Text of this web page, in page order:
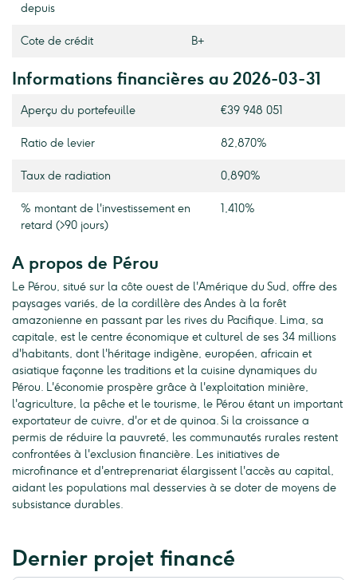
depuis
Cote de crédit B+
Informations financières au 2026-03-31
Aperçu du portefeuille €39 948 051
Ratio de levier 82,870%
Taux de radiation 0,890%
% montant de l'investissement en
retard (>90 jours)
1,410%
A propos de Pérou
Le Pérou, situé sur la côte ouest de l'Amérique du Sud, offre des
paysages variés, de la cordillère des Andes à la forêt
amazonienne en passant par les rives du Pacifique. Lima, sa
capitale, est le centre économique et culturel de ses 34 millions
d'habitants, dont l'héritage indigène, européen, africain et
asiatique façonne les traditions et la cuisine dynamiques du
Pérou. L'économie prospère grâce à l'exploitation minière,
l'agriculture, la pêche et le tourisme, le Pérou étant un important
exportateur de cuivre, d'or et de quinoa. Si la croissance a
permis de réduire la pauvreté, les communautés rurales restent
confrontées à l'exclusion financière. Les initiatives de
microfinance et d'entreprenariat élargissent l'accès au capital,
aidant les populations mal desservies à se doter de moyens de
subsistance durables.
Dernier projet financé